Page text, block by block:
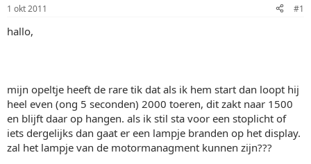
t
a
r
1 okt 2011 #1
hallo,
mijn opeltje heeft de rare tik dat als ik hem start dan loopt hij
heel even (ong 5 seconden) 2000 toeren, dit zakt naar 1500
en blijft daar op hangen. als ik stil sta voor een stoplicht of
iets dergelijks dan gaat er een lampje branden op het display.
zal het lampje van de motormanagment kunnen zijn???